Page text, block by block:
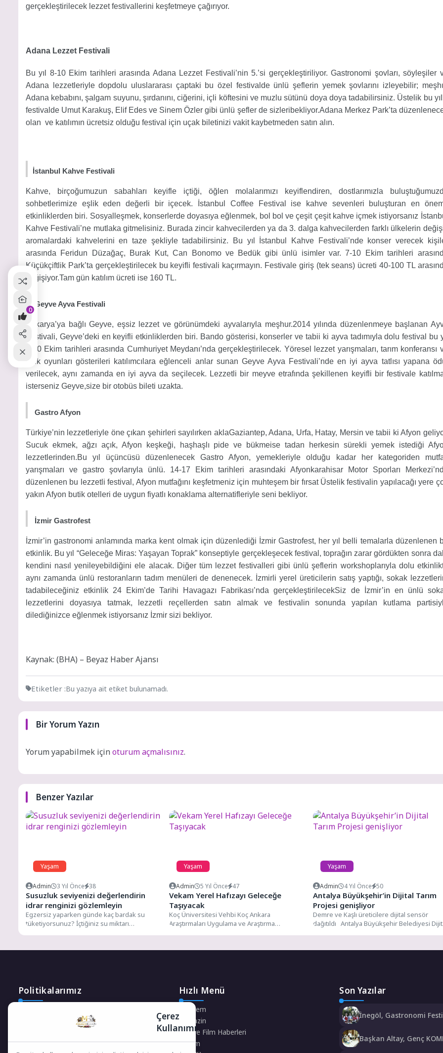
gerçekleştirilecek lezzet festivallerini keşfetmeye çağırıyor.
Adana Lezzet Festivali
Bu yıl 8-10 Ekim tarihleri arasında Adana Lezzet Festivali’nin 5.’si gerçekleştiriliyor. Gastronomi şovları, söyleşiler
Adana lezzetleriyle dopdolu uluslararası çaptaki bu özel festivalde ünlü şeflerin yemek şovlarını izleyebilir;
Adana kebabını, şalgam suyunu, şırdanını, ciğerini, içli köftesini ve muzlu sütünü doya doya tadabilirsiniz. Üstelik bu
festivalde Umut Karakuş, Elif Edes ve Sinem Özler gibi ünlü şefler de sizleribekliyor.Adana Merkez Park’ta
olan ve katılımın ücretsiz olduğu festival için uçak biletinizi vakit kaybetmeden satın alın.
İstanbul Kahve Festivali
Kahve, birçoğumuzun sabahları keyifle içtiği, öğlen molalarımızı keyiflendiren, dostlarımızla
sohbetlerimize eşlik eden değerli bir içecek. İstanbul Coffee Festival ise kahve sevenleri buluşturan en
etkinliklerden biri. Sosyalleşmek, konserlerde doyasıya eğlenmek, bol bol ve çeşit çeşit kahve içmek istiyorsanız
Kahve Festivali’ne mutlaka gitmelisiniz. Burada zincir kahvecilerden ya da 3. dalga kahvecilerden farklı ülkelerin
aromalardaki kahvelerini en taze şekliyle tadabilirsiniz. Bu yıl İstanbul Kahve Festivali’nde konser verecek
arasında Feridun Düzağaç, Burak Kut, Can Bonomo ve Bedük gibi ünlü isimler var. 7-10 Ekim tarihleri
Küçükçiftlik Park’ta gerçekleştirilecek bu keyifli festivali kaçırmayın. Festivale giriş (tek seans) ücreti 40-100 TL
değişiyor.Tam gün katılım ücreti ise 160 TL.
Geyve Ayva Festivali
Sakarya’ya bağlı Geyve, eşsiz lezzet ve görünümdeki ayvalarıyla meşhur.2014 yılında düzenlenmeye başlanan
Festivali, Geyve’deki en keyifli etkinliklerden biri. Bando gösterisi, konserler ve tabii ki ayva tadımıyla dolu festival bu
9-10 Ekim tarihleri arasında Cumhuriyet Meydanı’nda gerçekleştirilecek. Yöresel lezzet yarışmaları, tarım konferansı
halk oyunları gösterileri katılımcılara eğlenceli anlar sunan Geyve Ayva Festivali’nde en iyi ayva tatlısı yapana
verilecek, aynı zamanda en iyi ayva da seçilecek. Lezzetli bir meyve etrafında şekillenen keyifli bir festivale
isterseniz Geyve,size bir otobüs bileti uzakta.
Gastro Afyon
Türkiye’nin lezzetleriyle öne çıkan şehirleri sayılırken aklaGaziantep, Adana, Urfa, Hatay, Mersin ve tabii ki Afyon
Sucuk ekmek, ağzı açık, Afyon keşkeği, haşhaşlı pide ve bükmeise tadan herkesin sürekli yemek istediği
lezzetlerinden.Bu yıl üçüncüsü düzenlenecek Gastro Afyon, yemekleriyle olduğu kadar her kategoriden
yarışmaları ve gastro şovlarıyla ünlü. 14-17 Ekim tarihleri arasındaki Afyonkarahisar Motor Sporları
düzenlenen bu lezzetli festival, Afyon mutfağını keşfetmeniz için muhteşem bir fırsat Üstelik festivalin yapılacağı yere
yakın Afyon butik otelleri de uygun fiyatlı konaklama alternatifleriyle seni bekliyor.
İzmir Gastrofest
İzmir’in gastronomi anlamında marka kent olmak için düzenlediği İzmir Gastrofest, her yıl belli temalarla düzenlenen
etkinlik. Bu yıl “Geleceğe Miras: Yaşayan Toprak” konseptiyle gerçekleşecek festival, toprağın zarar gördükten sonra
kendini nasıl yenileyebildiğini ele alacak. Diğer tüm lezzet festivalleri gibi ünlü şeflerin workshoplarıyla dolu
aynı zamanda ünlü restoranların tadım menüleri de denenecek. İzmirli yerel üreticilerin satış yaptığı, sokak
tadabileceğiniz etkinlik 24 Ekim’de Tarihi Havagazı Fabrikası’nda gerçekleştirilecekSiz de İzmir’in en ünlü
lezzetlerini doyasıya tatmak, lezzetli reçellerden satın almak ve festivalin sonunda yapılan kutlama
dilediğinizce eğlenmek istiyorsanız İzmir sizi bekliyor.
Kaynak: (BHA) – Beyaz Haber Ajansı
Etiketler :Bu yazıya ait etiket bulunamadı.
Bir Yorum Yazın
Yorum yapabilmek içinoturum açmalısınız.
Benzer Yazılar
Yaşam
Admin 3 Yıl Önce 38
Susuzluk seviyenizi değerlendirin
idrar renginizi gözlemleyin
Egzersiz yaparken günde kaç bardak su
tüketiyorsunuz? İçtiğiniz su miktarı
Yaşam
Admin 5 Yıl Önce 47
Vekam Yerel Hafızayı Geleceğe
Taşıyacak
Koç Üniversitesi Vehbi Koç Ankara
Araştırmaları Uygulama ve Araştırma
Yaşam
Admin 4 Yıl Önce 50
Antalya Büyükşehir’in Dijital Tarım
Projesi genişliyor
Demre ve Kaşlı üreticilere dijital sensör
dağıtıldı Antalya Büyükşehir Belediyesi
Politikalarımız
Telif Hakları Politikası
Hızlı Menü
Gündem
Magazin
Dizi ve Film Haberleri
Yaşam
Son Yazılar
İnegöl, Gastronomi
Başkan Altay, Genç
0
Çerez
Kullanımı